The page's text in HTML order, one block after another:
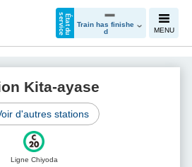
É
t
a
t
d
u
s
e
r
v
i
c
e
Train has finishe
d
MENU
Kita-ayase
d'autres stations
Ligne Chiyoda